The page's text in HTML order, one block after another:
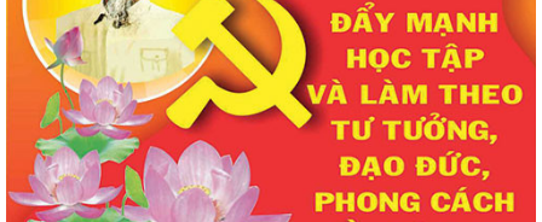
Về việc thành lập Ban Chỉ đạo Chương trình mục tiều quốc gia xây
dựng nông thôn mới, giảm nghèo bền vững và phát triển kinh tế –
xã hội vùng đồng bào dân tộc thiểu số và miền núi giai đoạn 2026
-2030 tỉnh Nghệ An
Thông tư Số 23/2026/TT-BNNMT
Thông tư Hướng dẫn thực hiện một số nội dung Chương trình
mục tiêu quốc gia xây dựng nông thôn mới, giảm nghèo bền
vững và phát triển kinh tế – xã hội vùng đồng bào dân tộc thiểu
số và miền núi giai đoạn 2026-2030 thuộc phạm vi quản lý nhà